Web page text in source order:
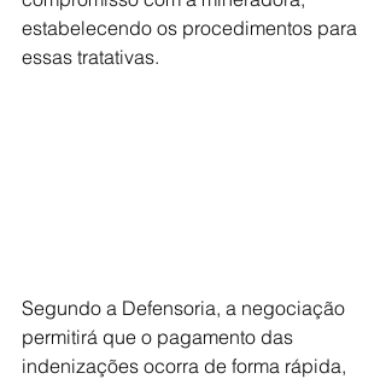
estabelecendo os procedimentos para
essas tratativas.
Segundo a Defensoria, a negociação
permitirá que o pagamento das
indenizações ocorra de forma rápida,